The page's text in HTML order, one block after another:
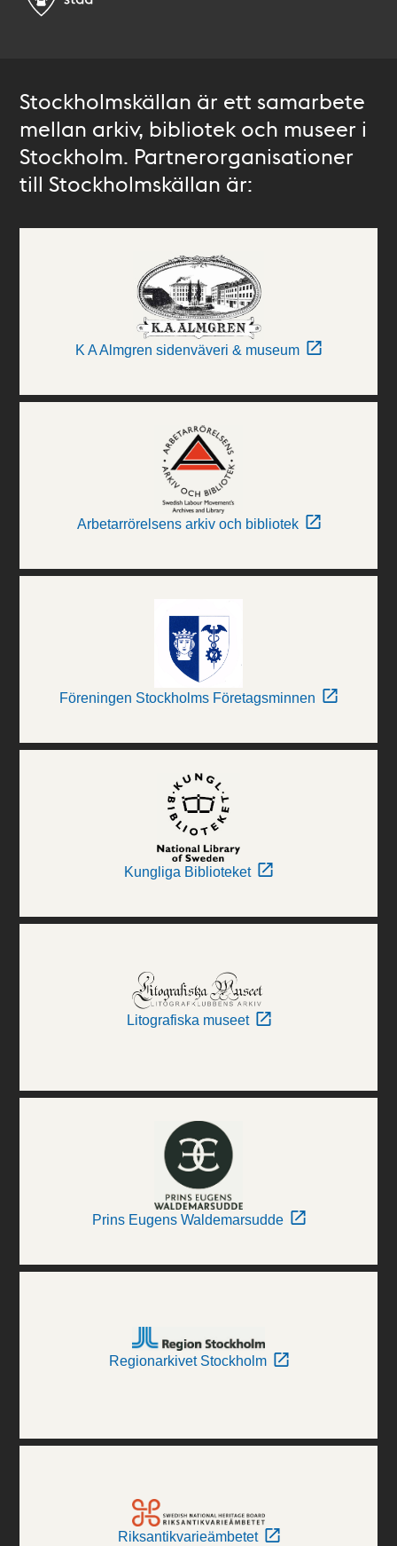
Stockholmskällan är ett samarbete
mellan arkiv, bibliotek och museer i
Stockholm. Partnerorganisationer
till Stockholmskällan är:
K A Almgren sidenväveri & museum
Arbetarrörelsens arkiv och bibliotek
Föreningen Stockholms Företagsminnen
Kungliga Biblioteket
Litografiska museet
Prins Eugens Waldemarsudde
Regionarkivet Stockholm
Riksantikvarieämbetet